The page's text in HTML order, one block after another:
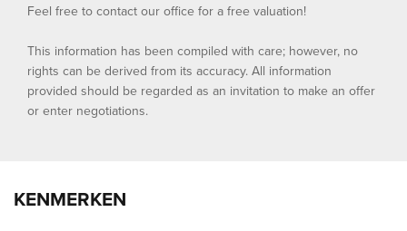
Feel free to contact our office for a free valuation!
This information has been compiled with care; however, no
rights can be derived from its accuracy. All information
provided should be regarded as an invitation to make an offer
or enter negotiations.
KENMERKEN